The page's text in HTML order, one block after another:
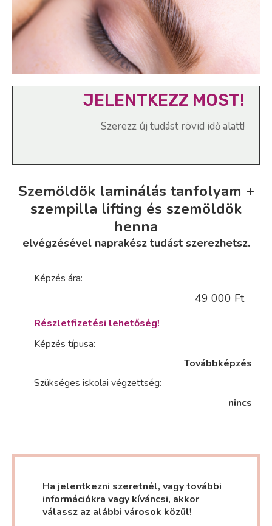
JELENTKEZZ MOST!
Szerezz új tudást rövid idő alatt!
Szemöldök laminálás tanfolyam +
szempilla lifting és szemöldök
henna
elvégzésével naprakész tudást szerezhetsz.
Képzés ára:
49 000 Ft
Részletfizetési lehetőség!
Képzés típusa:
Továbbképzés
Szükséges iskolai végzettség:
nincs
Ha jelentkezni szeretnél, vagy további
információkra vagy kíváncsi, akkor
válassz az alábbi városok közül!